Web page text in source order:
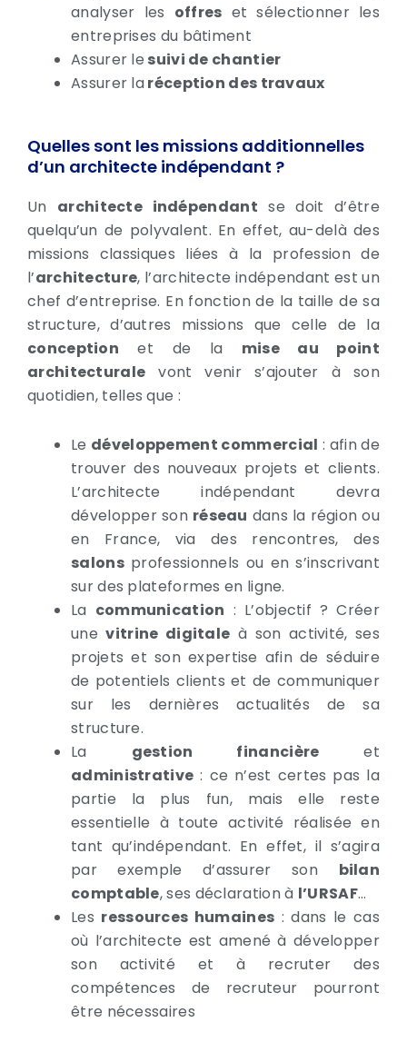
analyser les offres et sélectionner les
entreprises du bâtiment
Assurer le suivi de chantier
Assurer laréception des travaux
Quelles sont les missions additionnelles
d’un architecte indépendant ?
Un architecte indépendant se doit d’être
quelqu’un de polyvalent. En effet, au-delà des
missions classiques liées à la profession de
l’architecture, l’architecte indépendant est un
chef d’entreprise. En fonction de la taille de sa
structure, d’autres missions que celle de la
conception et de la mise au point
architecturale vont venir s’ajouter à son
quotidien, telles que :
Le développement commercial : afin de
trouver des nouveaux projets et clients.
L’architecte indépendant devra
développer son réseau dans la région ou
en France, via des rencontres, des
salonsprofessionnels ou en s’inscrivant
sur des plateformes en ligne.
La communication : L’objectif ? Créer
unevitrine digitale à son activité, ses
projets et son expertise afin de séduire
de potentiels clients et de communiquer
sur les dernières actualités de sa
structure.
La gestion financière et
administrative : ce n’est certes pas la
partie la plus fun, mais elle reste
essentielle à toute activité réalisée en
tant qu’indépendant. En effet, il s’agira
par exemple d’assurer son bilan
comptable, ses déclaration à l’URSAF…
Les ressources humaines : dans le cas
où l’architecte est amené à développer
son activité et à recruter des
compétences de recruteur pourront
être nécessaires